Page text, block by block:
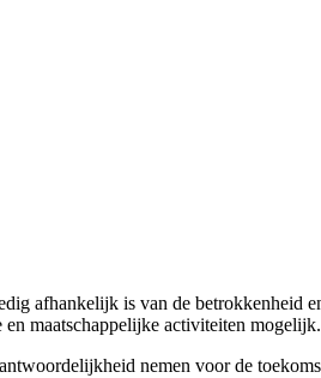
afhankelijk is van de betrokkenheid
maatschappelijke activiteiten mogelijk.
nemen voor de